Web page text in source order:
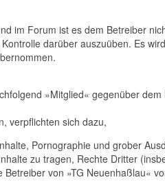
im Forum ist es dem Betreiber
darüber auszuüben. Es
»Mitglied« gegenüber
verpflichten sich dazu,
Pornographie und grober
zu tragen, Rechte Dritter
von »TG Neuenhaßlau«